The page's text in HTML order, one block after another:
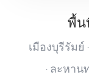
พื้น
เมืองบุรีรัมย์
· ละหาน